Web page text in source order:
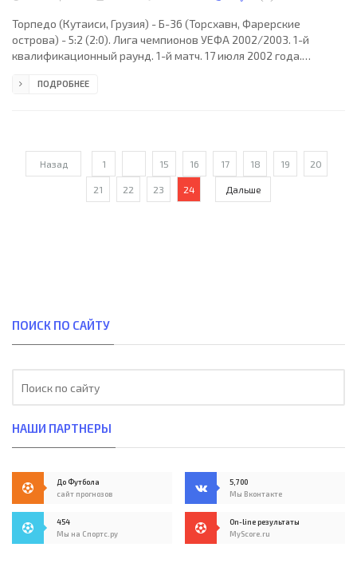
Торпедо (Кутаиси, Грузия) - Б-36 (Торсхавн, Фарерские
острова) - 5:2 (2:0). Лига чемпионов УЕФА 2002/2003. 1-й
квалификационный раунд. 1-й матч. 17 июля 2002 года.
зрителей (вместимость – 12000). Судьи: Кери Ричардс, Эдвард
Кветенадзе, 8. Шота Бабунашвили (9. Давид
ПОДРОБНЕЕ
Назад 1 15 16 17 18 19 20
21 22 23 24 Дальше
ПОИСК ПО САЙТУ
НАШИ ПАРТНЕРЫ
До Футбола
сайт прогнозов
5,700
Мы Вконтакте
454
Мы на Спортс.ру
On-line результаты
MyScore.ru